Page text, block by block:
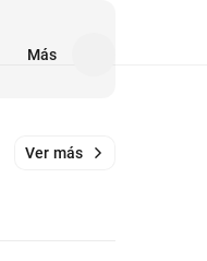
Más
Ver más